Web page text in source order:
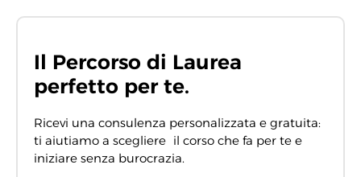
Il Percorso di Laurea
perfetto per te.
Ricevi una consulenza personalizzata e gratuita:
ti aiutiamo a scegliere il corso che fa per te e
iniziare senza burocrazia.